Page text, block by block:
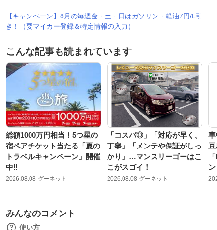
【キャンペーン】8月の毎週金・土・日はガソリン・軽油7円/L引
き！（要マイカー登録＆特定情報の入力）
こんな記事も読まれています
総額1000万円相当！5つ星の
宿ペアチケット当たる「夏の
トラベルキャンペーン」開催
中!!
2026.08.08 グーネット
「コスパ◎」「対応が早く、
丁寧」「メンテや保証がしっ
かり」…マンスリーゴーはこ
こがスゴイ！
2026.08.08 グーネット
車
ン
みんなのコメント
使い方